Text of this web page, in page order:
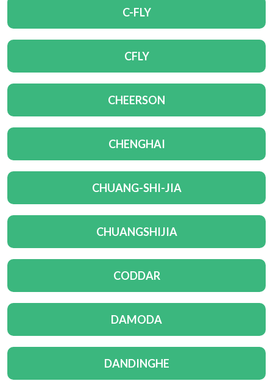
C-FLY
CFLY
CHEERSON
CHENGHAI
CHUANG-SHI-JIA
CHUANGSHIJIA
CODDAR
DAMODA
DANDINGHE